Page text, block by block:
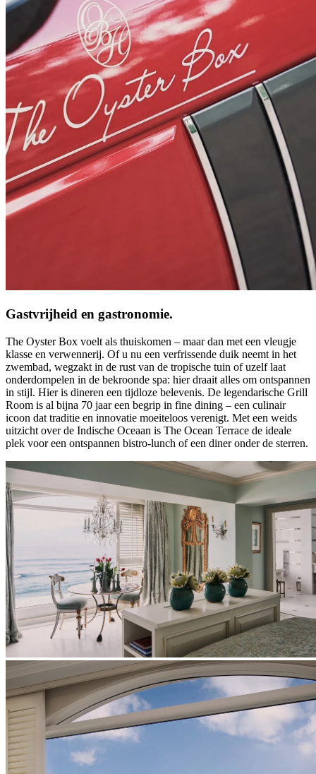
Gastvrijheid en gastronomie.
The Oyster Box voelt als thuiskomen – maar dan met een vleugje
klasse en verwennerij. Of u nu een verfrissende duik neemt in het
zwembad, wegzakt in de rust van de tropische tuin of uzelf laat
onderdompelen in de bekroonde spa: hier draait alles om ontspannen
in stijl. Hier is dineren een tijdloze belevenis. De legendarische Grill
Room is al bijna 70 jaar een begrip in fine dining – een culinair
icoon dat traditie en innovatie moeiteloos verenigt. Met een weids
uitzicht over de Indische Oceaan is The Ocean Terrace de ideale
plek voor een ontspannen bistro-lunch of een diner onder de sterren.